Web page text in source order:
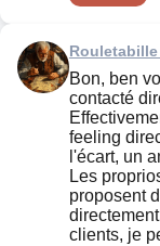
Rouletabille
Bon, ben
contacté
feeling
l'écart, un
Les
proposent
clients, je